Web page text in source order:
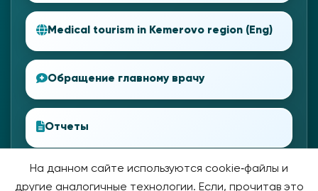
Medical tourism in Kemerovo region (Eng)
Обращение главному врачу
Отчеты
На данном сайте используются cookie‑файлы и
другие аналогичные технологии. Если, прочитав это